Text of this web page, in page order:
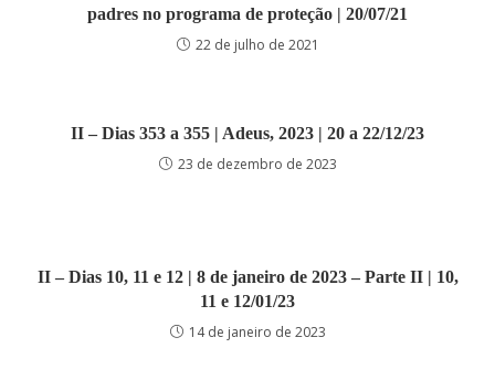
padres no programa de proteção | 20/07/21
22 de julho de 2021
II – Dias 353 a 355 | Adeus, 2023 | 20 a 22/12/23
23 de dezembro de 2023
II – Dias 10, 11 e 12 | 8 de janeiro de 2023 – Parte II | 10,
11 e 12/01/23
14 de janeiro de 2023